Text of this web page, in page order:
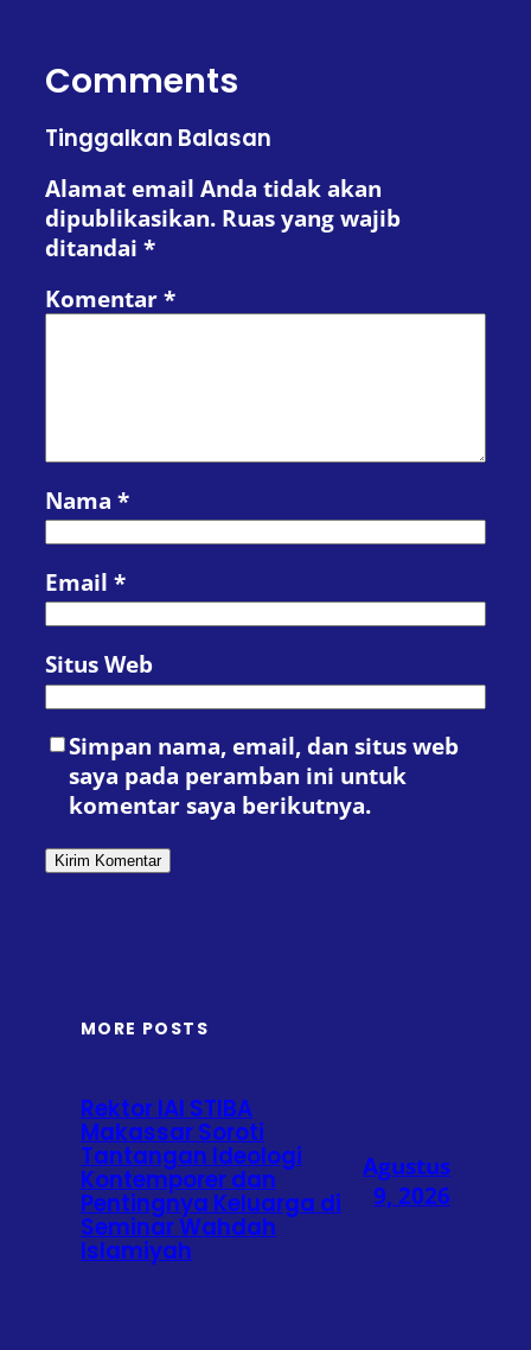
Comments
Tinggalkan Balasan
Alamat email Anda tidak akan
dipublikasikan. Ruas yang wajib
ditandai *
Komentar *
Nama *
Email *
Situs Web
Simpan nama, email, dan situs web
saya pada peramban ini untuk
komentar saya berikutnya.
MORE POSTS
Rektor IAI STIBA
Makassar Soroti
Tantangan Ideologi
Kontemporer dan
Pentingnya Keluarga di
Seminar Wahdah
Islamiyah
Agustus
9, 2026